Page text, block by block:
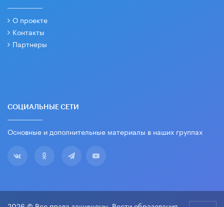
О проекте
Контакты
Партнеры
СОЦИАЛЬНЫЕ СЕТИ
Основные и дополнительные материалы в наших группах